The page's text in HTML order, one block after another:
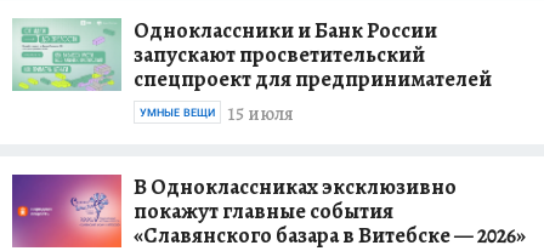
Одноклассники и Банк России
запускают просветительский
спецпроект для предпринимателей
15 июля
УМНЫЕ ВЕЩИ
В Одноклассниках эксклюзивно
покажут главные события
«Славянского базара в Витебске — 2026»